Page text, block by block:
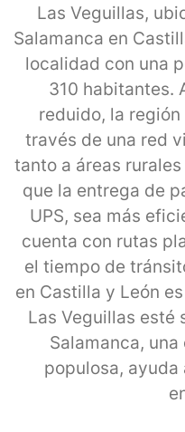
Las Veguillas,
Salamanca en
localidad con una
310 habitantes.
reduido, la
través de una red
tanto a áreas
que la entrega de
UPS, sea más
cuenta con rutas
el tiempo de
en Castilla y León
Las Veguillas esté
Salamanca,
populosa,